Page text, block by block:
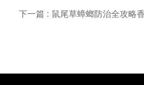
下一篇 : 鼠尾草蟑螂防治全攻略